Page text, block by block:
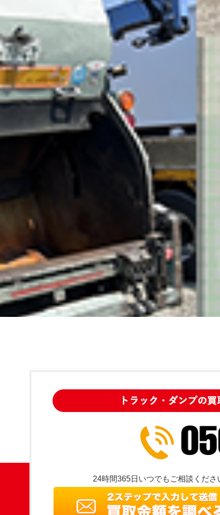
24時間365日いつでもご相談くださ